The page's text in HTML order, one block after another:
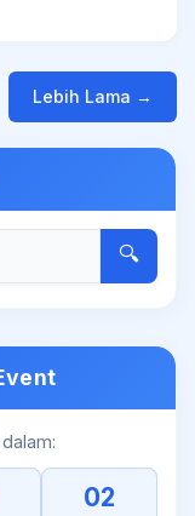
Lebih Lama →
🔍
01